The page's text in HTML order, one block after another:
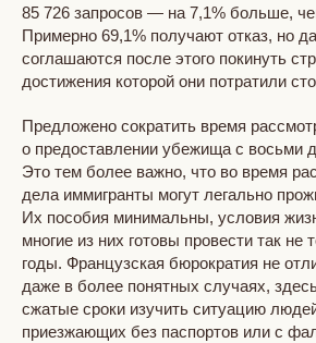
85 726 запросов — на 7,1% больше,
Примерно 69,1% получают отказ, но
соглашаются после этого покинуть
достижения которой они потратили
Предложено сократить время
о предоставлении убежища с восьми
Это тем более важно, что во время
дела иммигранты могут легально
Их пособия минимальны, условия
многие из них готовы провести так не
годы. Французская бюрократия не
даже в более понятных случаях,
сжатые сроки изучить ситуацию
приезжающих без паспортов или с